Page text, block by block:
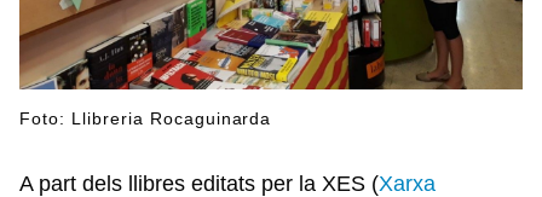
Foto: Llibreria Rocaguinarda
A part dels llibres editats per la XES (Xarxa